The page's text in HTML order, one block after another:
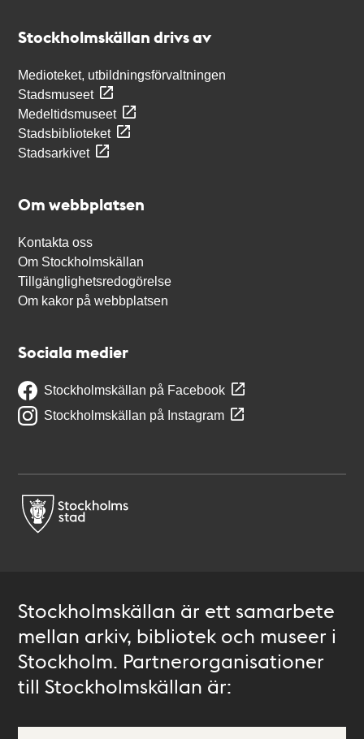
Stockholmskällan drivs av
Medioteket, utbildningsförvaltningen
Stadsmuseet
Medeltidsmuseet
Stadsbiblioteket
Stadsarkivet
Om webbplatsen
Kontakta oss
Om Stockholmskällan
Tillgänglighetsredogörelse
Om kakor på webbplatsen
Sociala medier
Stockholmskällan på Facebook
Stockholmskällan på Instagram
Stockholmskällan är ett samarbete
mellan arkiv, bibliotek och museer i
Stockholm. Partnerorganisationer
till Stockholmskällan är: